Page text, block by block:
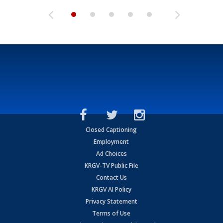
Closed Captioning
Employment
Ad Choices
KRGV-TV Public File
Contact Us
KRGV AI Policy
Privacy Statement
Terms of Use